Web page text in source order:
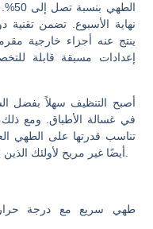
نهاية الأسبوع. تضمن تقنية
ينتج عنه أجزاء خارجية
إعدادات مسبقة قابلة
أصبح التنظيف سهلاً بفضل
في غسالة الأطباق. ومع ذلك،
تناسب قدرتها على الطهي